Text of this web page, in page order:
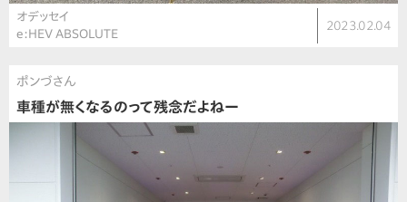
オデッセイ
e:HEV ABSOLUTE
2023.02.04
ポンづさん
車種が無くなるのって残念だよねー